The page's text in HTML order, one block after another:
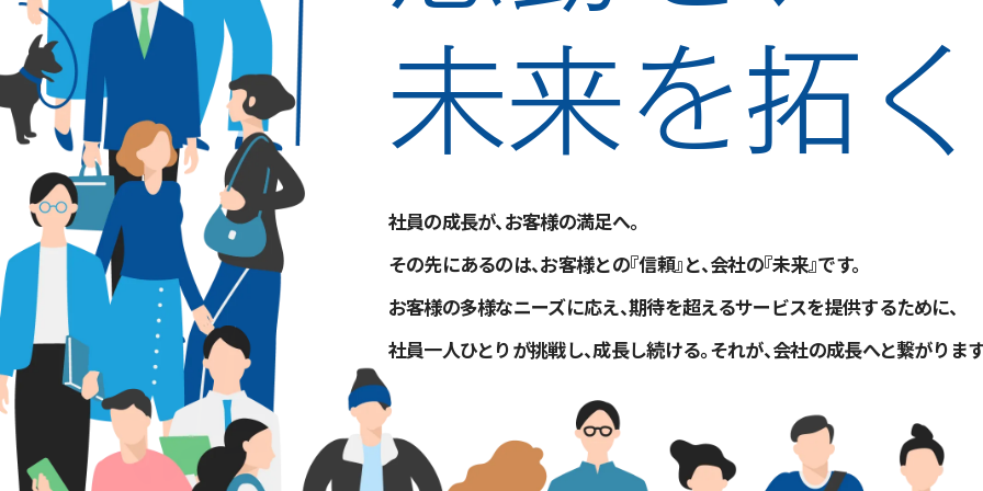
未来を拓く
社員の成長が、お客様の満足へ。
その先にあるのは、お客様との『信頼』と、会社の『未来』です。
お客様の多様なニーズに応え、期待を超えるサービスを提供するために、
社員一人ひとりが挑戦し、成長し続ける。それが、会社の成長へと繋がります